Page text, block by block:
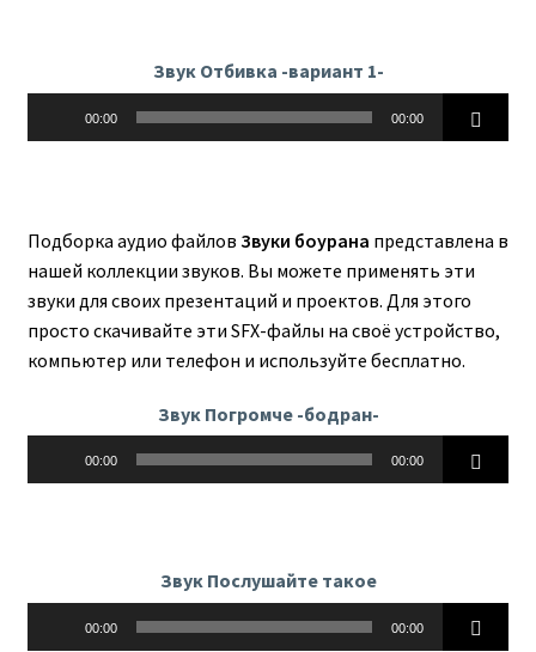
Звук Отбивка -вариант 1-
00:00 00:00
Подборка аудио файлов Звуки боурана представлена в
нашей коллекции звуков. Вы можете применять эти
звуки для своих презентаций и проектов. Для этого
просто скачивайте эти SFX-файлы на своё устройство,
компьютер или телефон и используйте бесплатно.
Звук Погромче -бодран-
00:00 00:00
Звук Послушайте такое
00:00 00:00